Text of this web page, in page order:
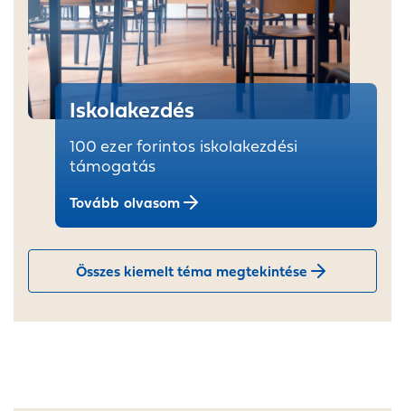
Iskolakezdés
100 ezer forintos iskolakezdési
támogatás
Tovább olvasom
Összes kiemelt téma megtekintése